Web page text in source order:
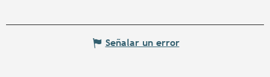
Señalar un error